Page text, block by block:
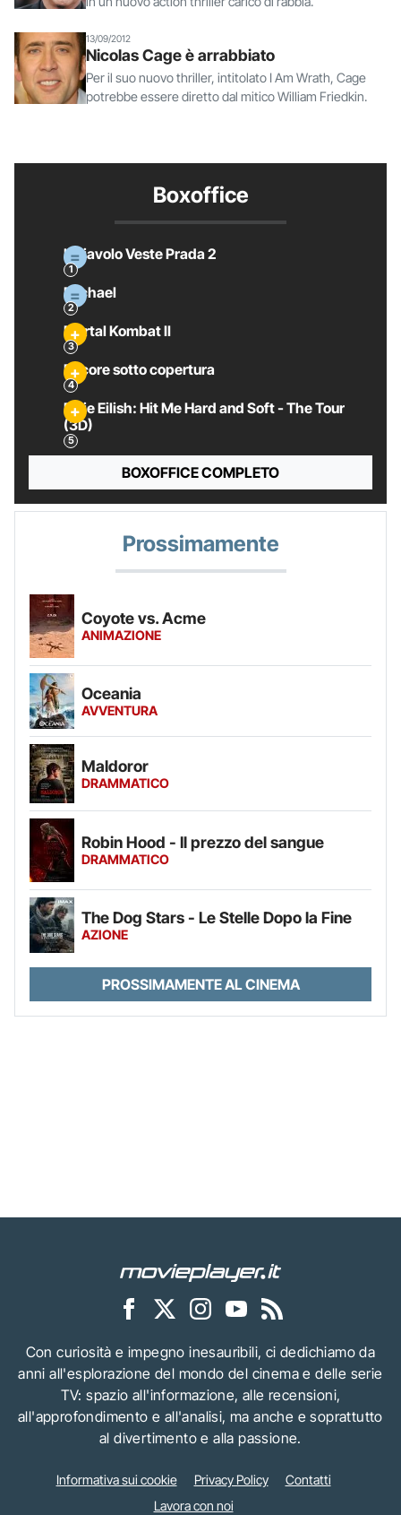
13/09/2012
Nicolas Cage è arrabbiato
Per il suo nuovo thriller, intitolato I Am Wrath, Cage
potrebbe essere diretto dal mitico William Friedkin.
Boxoffice
Il Diavolo Veste Prada 2
Michael
Mortal Kombat II
Pecore sotto copertura
Billie Eilish: Hit Me Hard and Soft - The Tour
(3D)
BOXOFFICE COMPLETO
Prossimamente
Coyote vs. Acme
ANIMAZIONE
Oceania
AVVENTURA
Maldoror
DRAMMATICO
Robin Hood - Il prezzo del sangue
DRAMMATICO
The Dog Stars - Le Stelle Dopo la Fine
AZIONE
PROSSIMAMENTE AL CINEMA
Con curiosità e impegno inesauribili, ci dedichiamo da
anni all'esplorazione del mondo del cinema e delle serie
TV: spazio all'informazione, alle recensioni,
all'approfondimento e all'analisi, ma anche e soprattutto
al divertimento e alla passione.
Informativa sui cookie Privacy Policy
Contatti
Lavora con noi